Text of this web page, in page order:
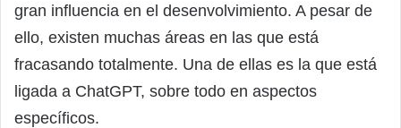
gran influencia en el desenvolvimiento. A pesar de
ello, existen muchas áreas en las que está
fracasando totalmente. Una de ellas es la que está
ligada a ChatGPT, sobre todo en aspectos
específicos.